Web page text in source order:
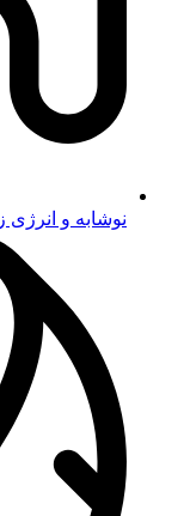
نوشابه و انرژی زا